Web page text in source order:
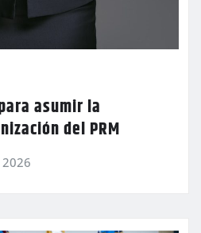
asumir la
del PRM